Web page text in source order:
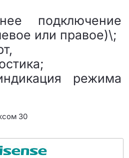
подключение
или правое)\;
режима
30